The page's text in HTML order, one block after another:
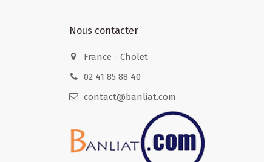
Nous contacter
France - Cholet
02 41 85 88 40
contact@banliat.com